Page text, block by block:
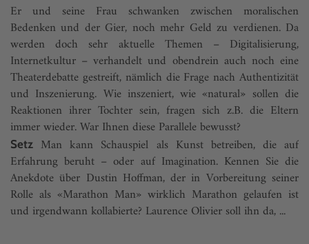
Er und seine Frau schwanken zwischen moralischen
Bedenken und der Gier, noch mehr Geld zu verdienen. Da
werden doch sehr aktuelle Themen – Digitalisierung,
Internetkultur – verhandelt und obendrein auch noch eine
Theaterdebatte gestreift, nämlich die Frage nach Authentizität
und Inszenierung. Wie inszeniert, wie «natural» sollen die
Reaktionen ihrer Tochter sein, fragen sich z.B. die Eltern
immer wieder. War Ihnen diese Parallele bewusst?
Setz Man kann Schauspiel als Kunst betreiben, die auf
Erfahrung beruht – oder auf Imagination. Kennen Sie die
Anekdote über Dustin Hoffman, der in Vorbereitung seiner
Rolle als «Marathon Man» wirklich Marathon gelaufen ist
und irgendwann kollabierte? Laurence Olivier soll ihn da, ...